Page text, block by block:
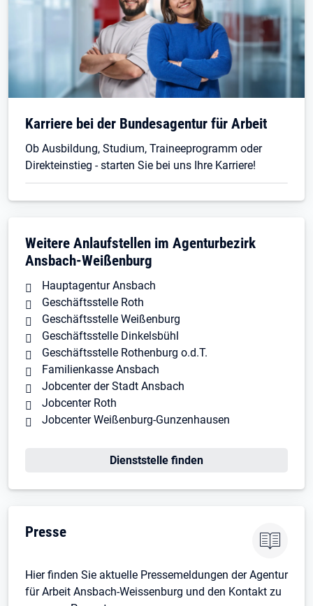
Öffnet in neuem Tab
Karriere bei der Bundesagentur für Arbeit
Ob Ausbildung, Studium, Traineeprogramm oder
Direkteinstieg - starten Sie bei uns Ihre Karriere!
Weitere Anlaufstellen im Agenturbezirk
Ansbach-Weißenburg
Hauptagentur Ansbach
Geschäftsstelle Roth
Geschäftsstelle Weißenburg
Geschäftsstelle Dinkelsbühl
Geschäftsstelle Rothenburg o.d.T.
Familienkasse Ansbach
Jobcenter der Stadt Ansbach
Jobcenter Roth
Jobcenter Weißenburg-Gunzenhausen
Dienststelle finden
Presse
Hier finden Sie aktuelle Pressemeldungen der Agentur
für Arbeit Ansbach-Weissenburg und den Kontakt zu